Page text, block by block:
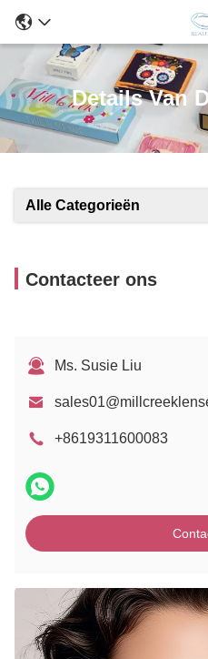
Details Van
Alle Categorieën
Contacteer ons
Ms. Susie Liu
+8619311600083